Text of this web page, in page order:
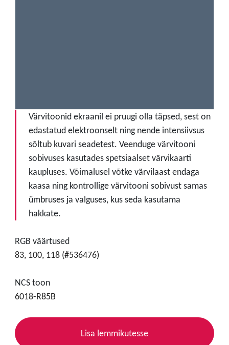
Värvitoonid ekraanil ei pruugi olla täpsed, sest on
edastatud elektroonselt ning nende intensiivsus
sõltub kuvari seadetest. Veenduge värvitooni
sobivuses kasutades spetsiaalset värvikaarti
kaupluses. Võimalusel võtke värvilaast endaga
kaasa ning kontrollige värvitooni sobivust samas
ümbruses ja valguses, kus seda kasutama
hakkate.
RGB väärtused
83, 100, 118 (#536476)
NCS toon
6018-R85B
Lisa lemmikutesse